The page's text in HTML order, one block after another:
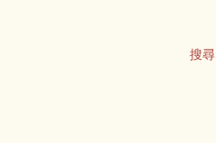
搜尋